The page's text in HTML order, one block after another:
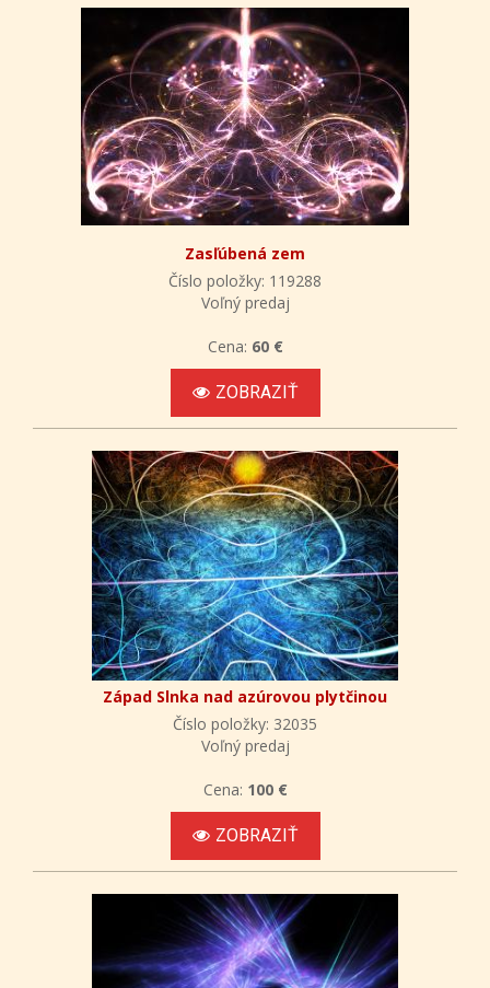
Zasľúbená zem
Číslo položky: 119288
Voľný predaj
Cena: 60 €
ZOBRAZIŤ
Západ Slnka nad azúrovou plytčinou
Číslo položky: 32035
Voľný predaj
Cena: 100 €
ZOBRAZIŤ